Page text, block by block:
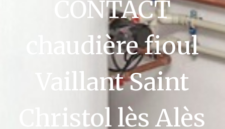
CONTACT
chaudière fioul
Vaillant Saint
Christol lès Alès